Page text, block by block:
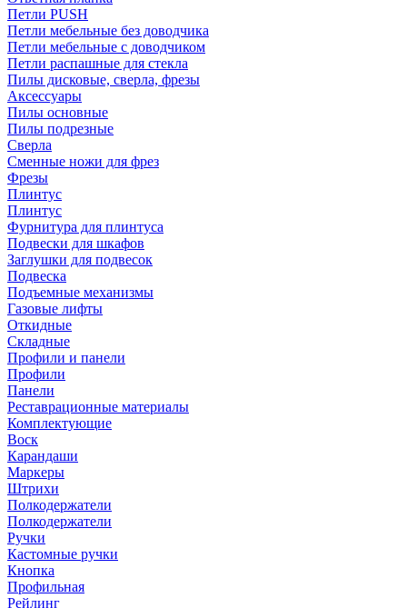
Петли PUSH
Петли мебельные без доводчика
Петли мебельные с доводчиком
Петли распашные для стекла
Пилы дисковые, сверла, фрезы
Аксессуары
Пилы основные
Пилы подрезные
Сверла
Сменные ножи для фрез
Фрезы
Плинтус
Плинтус
Фурнитура для плинтуса
Подвески для шкафов
Заглушки для подвесок
Подвеска
Подъемные механизмы
Газовые лифты
Откидные
Складные
Профили и панели
Профили
Панели
Реставрационные материалы
Комплектующие
Воск
Карандаши
Маркеры
Штрихи
Полкодержатели
Полкодержатели
Ручки
Кастомные ручки
Кнопка
Профильная
Рейлинг